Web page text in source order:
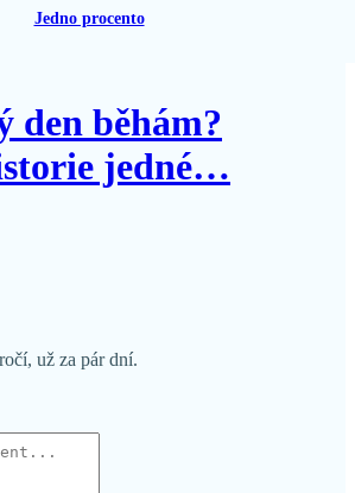
Jedno procento
den běhám?
jedné…
už za pár dní.